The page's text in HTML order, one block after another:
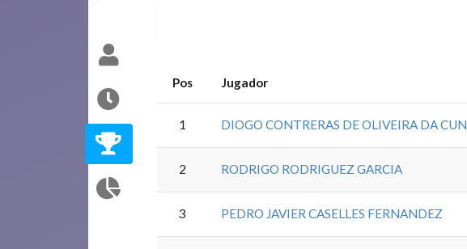
Pos Jugador
1 DIOGO CONTRERAS DE OLIVEIRA DA
2 RODRIGO RODRIGUEZ GARCIA
3 PEDRO JAVIER CASELLES FERNANDEZ